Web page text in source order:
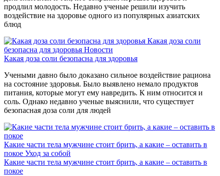
продлил молодость. Недавно ученые решили изучить
воздействие на здоровье одного из популярных азиатских
блюд
Какая доза соли
безопасна для здоровья Новости
Какая доза соли безопасна для здоровья
Учеными давно было доказано сильное воздействие рациона
на состояние здоровья. Было выявлено немало продуктов
питания, которые могут ему навредить. К ним относится и
соль. Однако недавно ученые выяснили, что существует
безопасная доза соли для людей
Какие части тела мужчине стоит брить, а какие – оставить в
покое Уход за собой
Какие части тела мужчине стоит брить, а какие – оставить в
покое